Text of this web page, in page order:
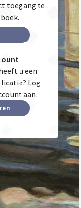
toegang te
u een
Log
aan.